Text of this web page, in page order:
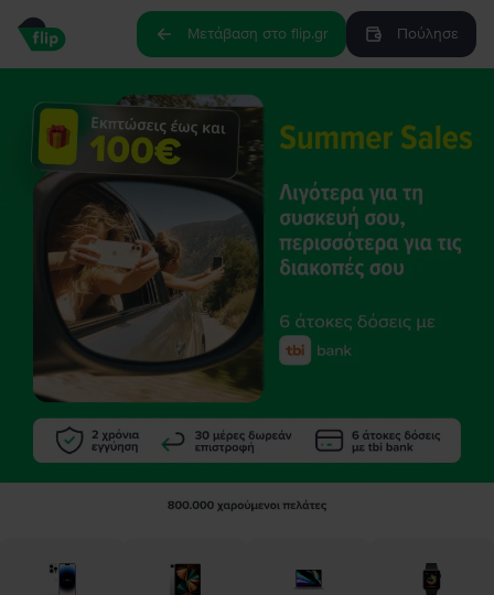
Μετάβαση στο flip.gr Πούλησε